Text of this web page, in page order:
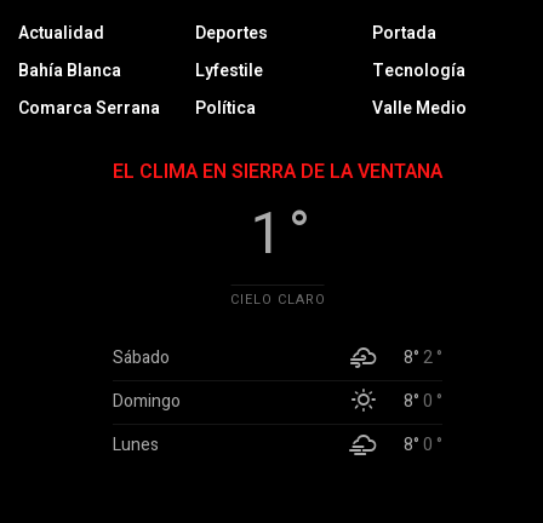
Actualidad
Bahía Blanca
Comarca Serrana
Deportes
Lyfestile
Política
Portada
Tecnología
Valle Medio
EL CLIMA EN SIERRA DE LA VENTANA
1 °
CIELO CLARO
Sábado 8°2 °
Domingo
8°0 °
Lunes
8°0 °